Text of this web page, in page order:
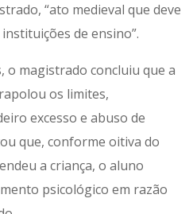
“ato medieval que deve
de ensino”.
o magistrado concluiu que a
os limites,
excesso e abuso de
que, conforme oitiva do
a criança, o aluno
psicológico em razão